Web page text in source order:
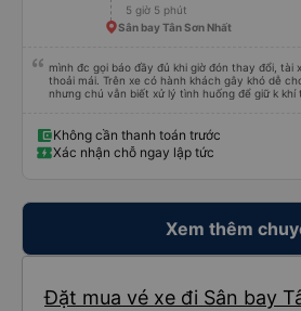
5 giờ 5 phút
Sân bay Tân Sơn Nhất
mình đc gọi báo đầy đủ khi giờ đón thay đổi, tài
thoải mái. Trên xe có hành khách gây khó dễ
nhưng chú vẫn biết xử lý tình huống để giữ k khí
Không cần thanh toán trước
Xác nhận chỗ ngay lập tức
Xem thêm
Đặt mua vé xe đi Sân bay